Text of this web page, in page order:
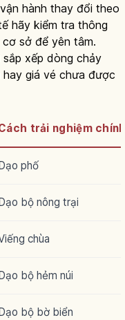
hành thay đổi theo
hãy kiểm tra thông
sở để yên tâm.
xếp dòng chảy
giá vé chưa được
trải nghiệm
Dạo phố
Dạo bộ nông trại
chùa
Dạo bộ hẻm núi
Dạo bộ bờ biển